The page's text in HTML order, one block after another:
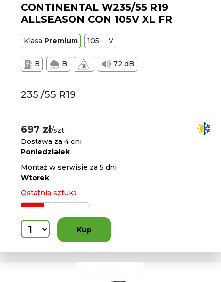
CONTINENTAL W235/55 R19
ALLSEASON CON 105V XL FR
Klasa Premium 105 V
B B 72 dB
235 /55 R19
697 zł/szt.
Dostawa za 4 dni
Poniedziałek
Montaż w serwisie za 5 dni
Wtorek
Ostatnia sztuka
Kup